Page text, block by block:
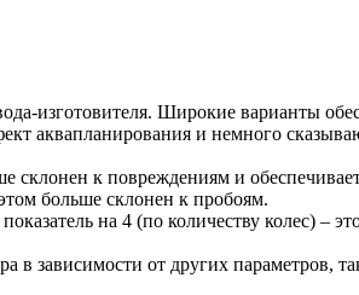
изготовителя. Широкие варианты
аквапланирования и немного
к повреждениям и
больше склонен к пробоям.
на 4 (по количеству колес) –
зависимости от других параметров,